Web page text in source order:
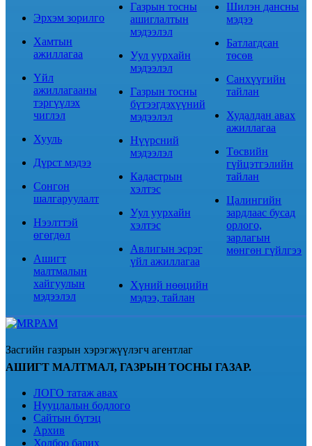
Эрхэм зорилго
Хамтын
ажиллагаа
Үйл
ажиллагааны
тэргүүлэх
чиглэл
Хууль
Дүрст мэдээ
Сонгон
шалгаруулалт
Нээлттэй
өгөгдөл
Ашигт
малтмалын
хайгуулын
мэдээлэл
Газрын тосны
ашиглалтын
мэдээлэл
Уул уурхайн
мэдээлэл
Газрын тосны
бүтээгдэхүүний
мэдээлэл
Нүүрсний
мэдээлэл
Кадастрын
хэлтэс
Уул уурхайн
хэлтэс
Авлигын эсрэг
үйл ажиллагаа
Хүний нөөцийн
мэдээ, тайлан
Шилэн дансны
мэдээ
Батлагдсан
төсөв
Санхүүгийн
тайлан
Худалдан авах
ажиллагаа
Төсвийн
гүйцэтгэлийн
тайлан
Цалингийн
зардлаас бусад
орлого,
зарлагын
мөнгөн гүйлгээ
Засгийн газрын хэрэгжүүлэгч агентлаг
АШИГТ МАЛТМАЛ, ГАЗРЫН ТОСНЫ ГАЗАР.
ЛОГО татаж авах
Нууцлалын бодлого
Сайтын бүтэц
Архив
Холбоо барих